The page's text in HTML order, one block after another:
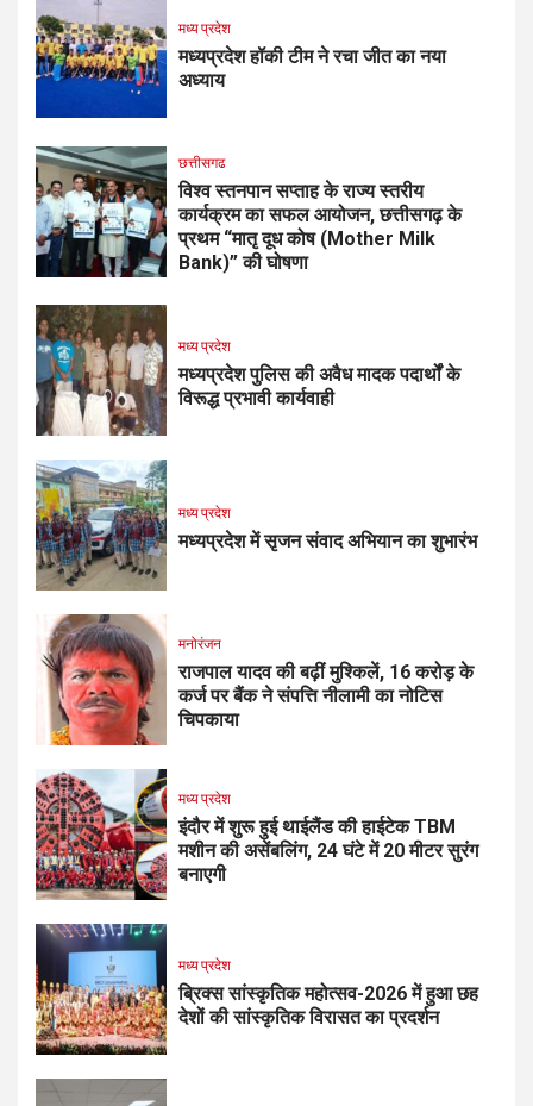
मध्य प्रदेश
मध्यप्रदेश हॉकी टीम ने रचा जीत का नया
अध्याय
छत्तीसगढ
विश्व स्तनपान सप्ताह के राज्य स्तरीय
कार्यक्रम का सफल आयोजन, छत्तीसगढ़ के
प्रथम “मातृ दूध कोष (Mother Milk
Bank)” की घोषणा
मध्य प्रदेश
मध्यप्रदेश पुलिस की अवैध मादक पदार्थों के
विरूद्ध प्रभावी कार्यवाही
मध्य प्रदेश
मध्यप्रदेश में सृजन संवाद अभियान का शुभारंभ
मनोरंजन
राजपाल यादव की बढ़ीं मुश्किलें, ₹16 करोड़ के
कर्ज पर बैंक ने संपत्ति नीलामी का नोटिस
चिपकाया
मध्य प्रदेश
इंदौर में शुरू हुई थाईलैंड की हाईटेक TBM
मशीन की असेंबलिंग, 24 घंटे में 20 मीटर सुरंग
बनाएगी
मध्य प्रदेश
ब्रिक्स सांस्कृतिक महोत्सव-2026 में हुआ छह
देशों की सांस्कृतिक विरासत का प्रदर्शन